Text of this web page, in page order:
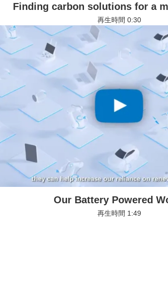
Finding carbon solutions for a
再生時間 0:30
Our Battery Powered
再生時間 1:49